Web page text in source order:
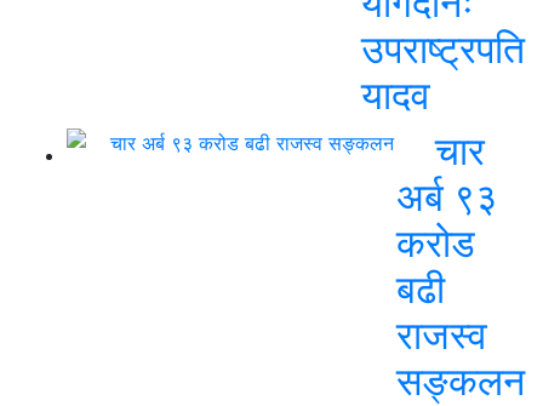
उपराष्ट्रपति
यादव
चार
अर्ब ९३
करोड
बढी
राजस्व
सङ्कलन